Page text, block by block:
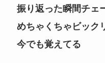
振り返った瞬間チェ
めちゃくちゃビック
今でも覚えてる